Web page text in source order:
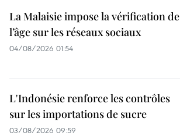
La Malaisie impose la vérification de
l’âge sur les réseaux sociaux
04/08/2026 01:54
L'Indonésie renforce les contrôles
sur les importations de sucre
03/08/2026 09:59